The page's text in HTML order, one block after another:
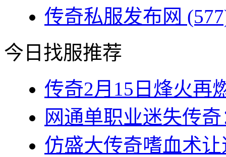
传奇私服发布网
今日找服推荐
传奇2月15日烽火再
网通单职业迷失传
仿盛大传奇嗜血术